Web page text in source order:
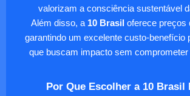
valorizam a consciência sustentável
Além disso, a 10 Brasil oferece preços
garantindo um excelente custo-benefício
que buscam impacto sem comprometer
Por Que Escolher a 10 Brasil